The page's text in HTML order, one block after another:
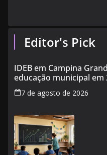
Editor's Pick
IDEB em Campina
educação municipal em
7 de agosto de 2026